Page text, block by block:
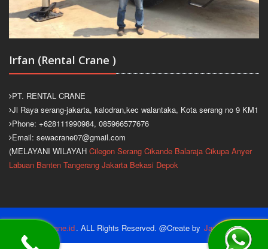
Irfan (Rental Crane )
PT. RENTAL CRANE
Jl Raya serang-jakarta, kalodran,kec walantaka, Kota serang no 9 KM1
Phone: +628111990984, 085966577676
Email: sewacrane07@gmail.com
(MELAYANI WILAYAH Cilegon Serang Cikande Balaraja Cikupa Anyer
Labuan Banten Tangerang Jakarta Bekasi Depok
sewacrane.id. ALL Rights Reserved. @Create by Jasacom.Net